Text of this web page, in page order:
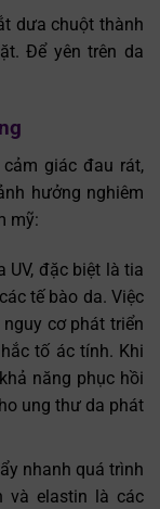
dưa chuột thành
Để yên trên da
giác đau rát,
hưởng nghiêm
mỹ:
UV, đặc biệt là tia
tế bào da. Việc
cơ phát triển
tố ác tính. Khi
năng phục hồi
ung thư da phát
nhanh quá trình
và elastin là các